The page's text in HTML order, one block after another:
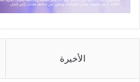
الأخيرة